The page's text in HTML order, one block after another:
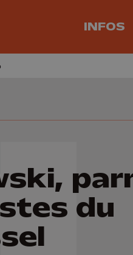
INFOS
du